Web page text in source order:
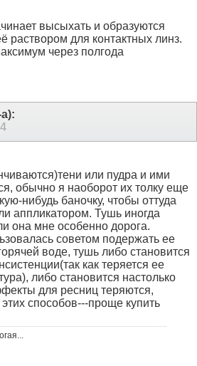
высыхать и образуются
раствором для контактных линз.
через полгода
или пудра и ими
обычно я наоборот их толку еще
нибудь баночку, чтобы оттуда
аппликатором. Тушь иногда
она мне особенно дорога.
советом подержать ее
воде, тушь либо становится
как теряется ее
либо становится настолько
для ресниц теряются,
способов---проще купить